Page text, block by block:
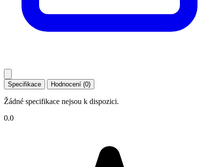
Specifikace Hodnocení (0)
Žádné specifikace nejsou k dispozici.
0.0